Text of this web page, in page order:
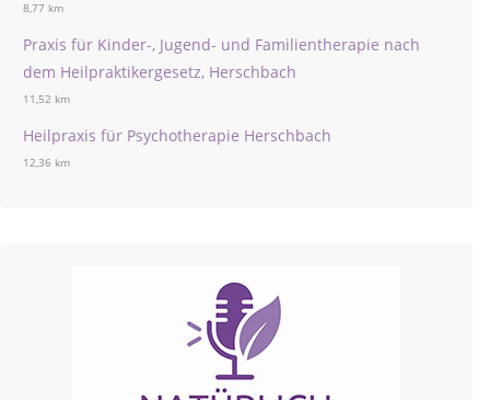
8,77 km
Praxis für Kinder-, Jugend- und Familientherapie nach
dem Heilpraktikergesetz, Herschbach
11,52 km
Heilpraxis für Psychotherapie Herschbach
12,36 km